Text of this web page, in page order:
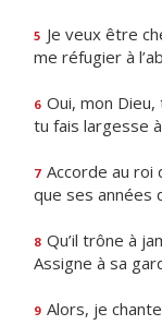
5 Je veux être
me réfugier à
6 Oui, mon Dieu,
tu fais largesse
7 Accorde au roi
que ses années
8 Qu’il trône à
Assigne à sa
9 Alors, je